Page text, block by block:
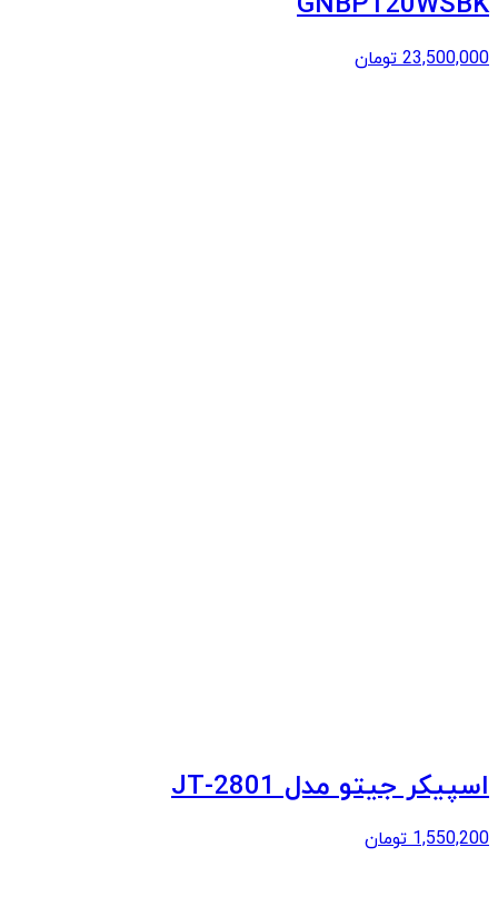
23,500,000 تومان
اسپیکر جیتو مدل JT-2801
1,550,200 تومان